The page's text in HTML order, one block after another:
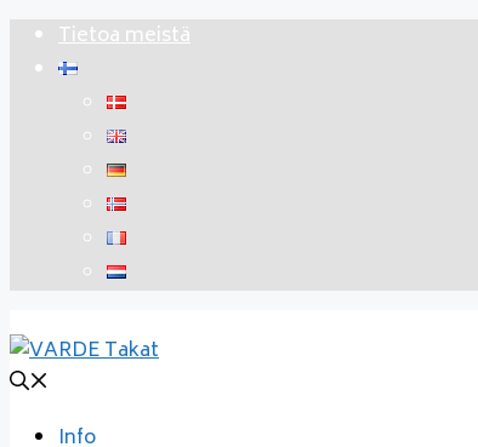
Siirry
sisältöön
Tietoa meistä
Info